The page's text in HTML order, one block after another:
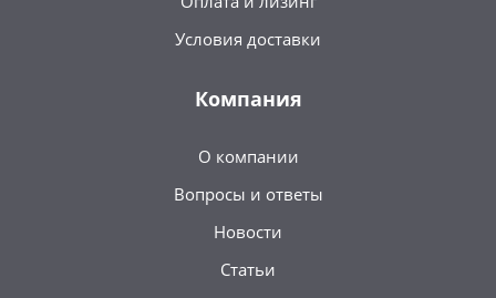
Условия доставки
Компания
О компании
Вопросы и ответы
Новости
Статьи